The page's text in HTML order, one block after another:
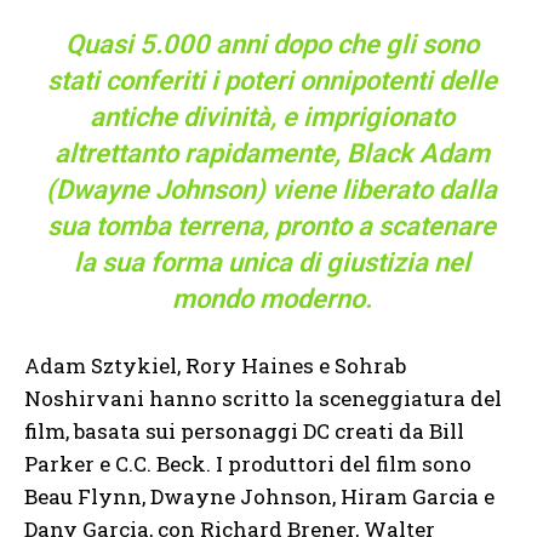
Quasi 5.000 anni dopo che gli sono
stati conferiti i poteri onnipotenti delle
antiche divinità, e imprigionato
altrettanto rapidamente, Black Adam
(Dwayne Johnson) viene liberato dalla
sua tomba terrena, pronto a scatenare
la sua forma unica di giustizia nel
mondo moderno.
Adam Sztykiel, Rory Haines e Sohrab
Noshirvani hanno scritto la sceneggiatura del
film, basata sui personaggi DC creati da Bill
Parker e C.C. Beck. I produttori del film sono
Beau Flynn, Dwayne Johnson, Hiram Garcia e
Dany Garcia, con Richard Brener, Walter